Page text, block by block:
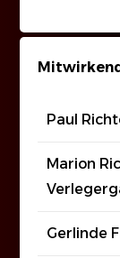
Paul
Marion
Gerlinde